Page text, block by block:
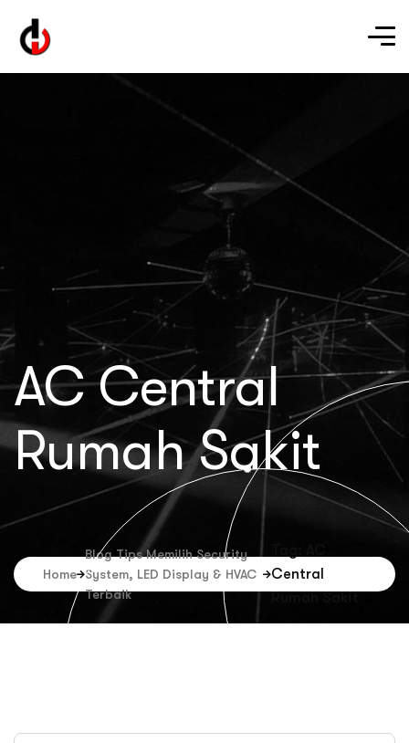
AC Central
Rumah Sakit
Home
Blog Tips Memilih Security
System, LED Display & HVAC
Terbaik
Central